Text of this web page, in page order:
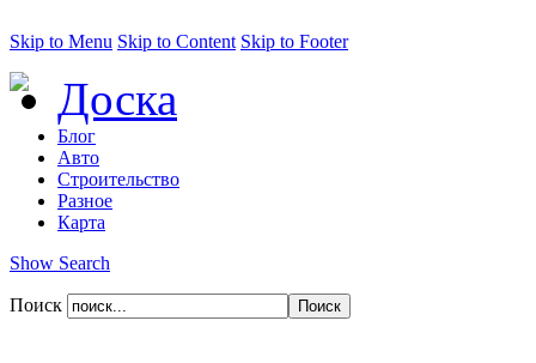
Skip to Menu Skip to Content Skip to Footer
Доска
Блог
Авто
Строительство
Разное
Карта
Show Search
Поиск